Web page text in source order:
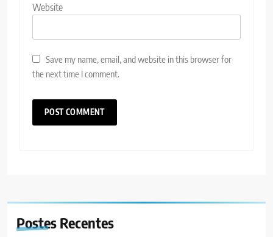
Website
Save my name, email, and website in this browser for
the next time I comment.
Postes Recentes